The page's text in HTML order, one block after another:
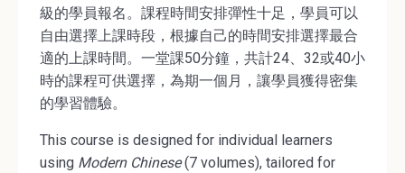
級的學員報名。課程時間安排彈性十足，學員可以
自由選擇上課時段，根據自己的時間安排選擇最合
適的上課時間。一堂課50分鐘，共計24、32或40小
時的課程可供選擇，為期一個月，讓學員獲得密集
的學習體驗。
This course is designed for individual learners
using Modern Chinese(7 volumes), tailored for